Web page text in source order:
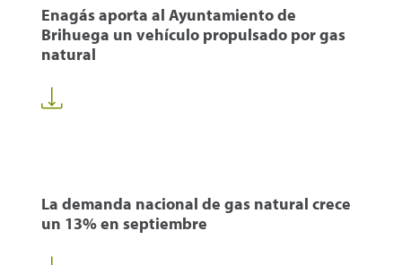
Enagás aporta al Ayuntamiento de
Brihuega un vehículo propulsado por gas
natural
La demanda nacional de gas natural crece
un 13% en septiembre